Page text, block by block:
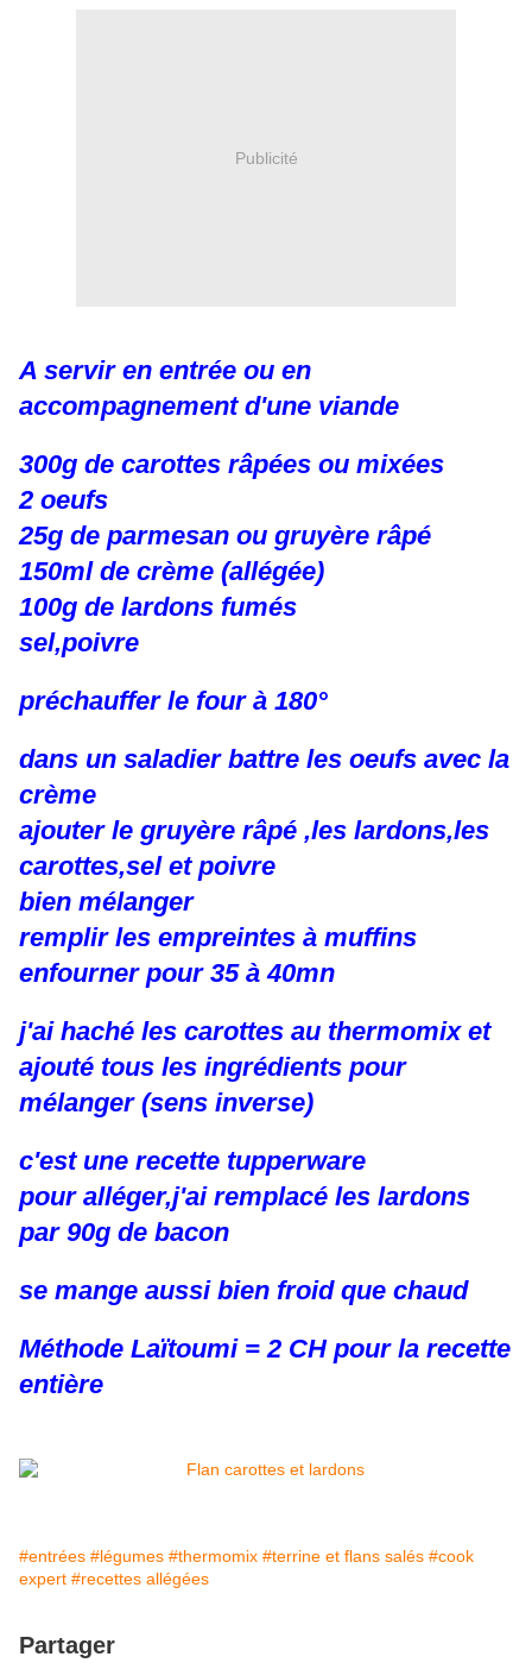
Publicité
A servir en entrée ou en
accompagnement d'une viande
300g de carottes râpées ou mixées
2 oeufs
25g de parmesan ou gruyère râpé
150ml de crème (allégée)
100g de lardons fumés
sel,poivre
préchauffer le four à 180°
dans un saladier battre les oeufs avec la
crème
ajouter le gruyère râpé ,les lardons,les
carottes,sel et poivre
bien mélanger
remplir les empreintes à muffins
enfourner pour 35 à 40mn
j'ai haché les carottes au thermomix et
ajouté tous les ingrédients pour
mélanger (sens inverse)
c'est une recette tupperware
pour alléger,j'ai remplacé les lardons
par 90g de bacon
se mange aussi bien froid que chaud
Méthode Laïtoumi = 2 CH pour la recette
entière
#entrées #légumes #thermomix #terrine et flans salés #cook
expert #recettes allégées
Partager